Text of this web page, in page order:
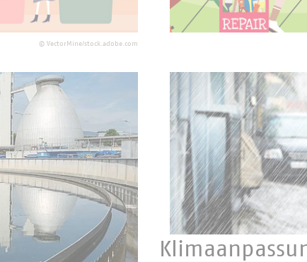
© VectorMine/stock.adobe.com
Der beste Abfall ist